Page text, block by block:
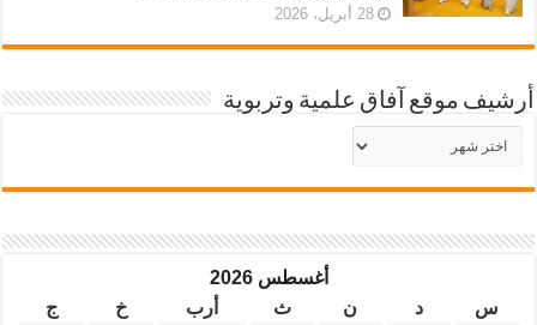
28 أبريل، 2026
أرشيف موقع آفاق علمية وتربوية
أرشيف
موقع
آفاق
أغسطس 2026
س
د ن ث أرب خ
ج